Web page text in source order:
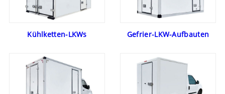
Kühlketten-LKWs Gefrier-LKW-Aufbauten